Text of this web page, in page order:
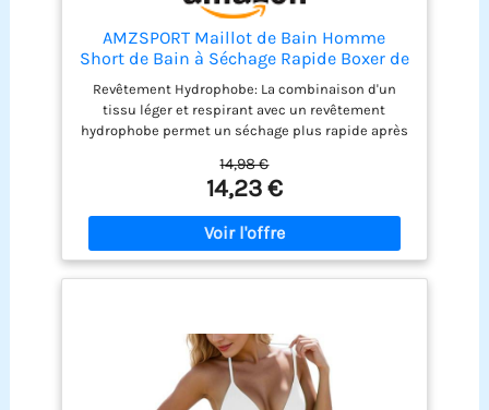
AMZSPORT Maillot de Bain Homme
Short de Bain à Séchage Rapide Boxer de
Plage avec Cordon de Serrage, Bleu Noir
L
Revêtement Hydrophobe: La combinaison d'un
tissu léger et respirant avec un revêtement
hydrophobe permet un séchage plus rapide après
Réfléchie: Cordon de serrage à la taille pour un
meilleur ajustement et une plus grande sécurité.
La doublure douce à l'avant protège mieux vos
parties intimes. Résistance au Chlore: Excellente
résistance à l'eau chlorée, prolongeant
efficacement la durée de vie de votre shorts de
offre un soutien confortable, pour que vous
puissiez profiter de votre baignade sans vous
sentir gêné. Haute Qualité: Coutures plates pour
un confort inégalé. Les coutures serrées résistent
14,98 €
14,23 €